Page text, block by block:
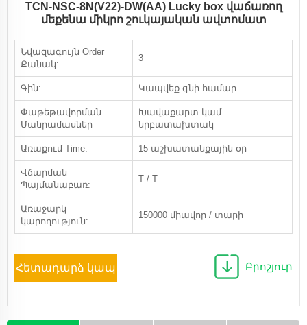
TCN-NSC-8N(V22)-DW(AA) Lucky box վաճառող
մեքենա միկրո շուկայական ավտոմատ
Նվազագույն Order
Քանակ:
3
Գին: Կապվեք գնի համար
Փաթեթավորման
Մանրամասներ
Խավաքարտ կամ
նրբատախտակ
Առաքում Time: 15 աշխատանքային օր
Վճարման
Պայմանաբառ:
T / T
Առաջարկ
կարողություն:
150000 միավոր / տարի
Հետադարձ կապ Բրոշյուր